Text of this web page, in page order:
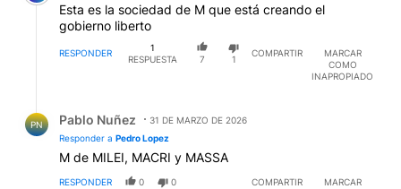
Esta es la sociedad de M que está creando el
gobierno liberto
RESPONDER
1
RESPUESTA
7 1
COMPARTIR
MARCAR
COMO
INAPROPIADO
PN Pablo Nuñez
31 DE MARZO DE 2026
Responder a Pedro Lopez
M de MILEI, MACRI y MASSA
RESPONDER 0 0 COMPARTIR
MARCAR